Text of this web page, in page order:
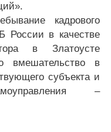
кадрового
России в качестве
в Златоусте
вмешательство в
субъекта и
–